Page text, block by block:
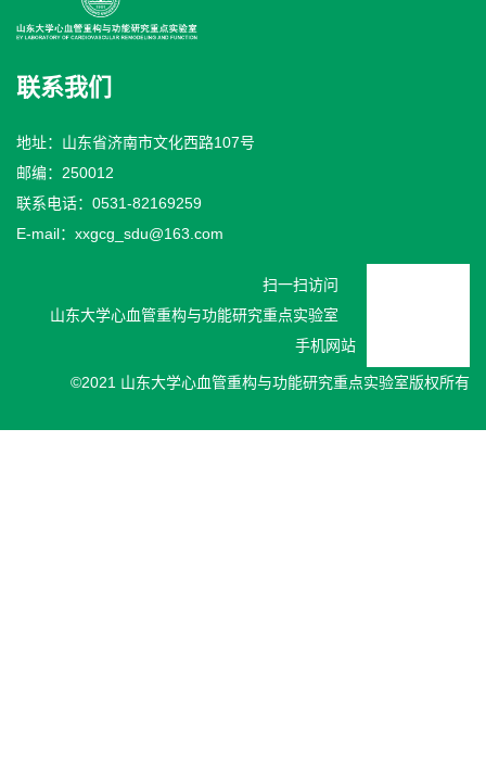
联系我们
地址：山东省济南市文化西路107号
邮编：250012
联系电话：0531-82169259
E-mail：xxgcg_sdu@163.com
扫一扫访问
山东大学心血管重构与功能研究重点实验室
手机网站
©2021 山东大学心血管重构与功能研究重点实验室版权所有